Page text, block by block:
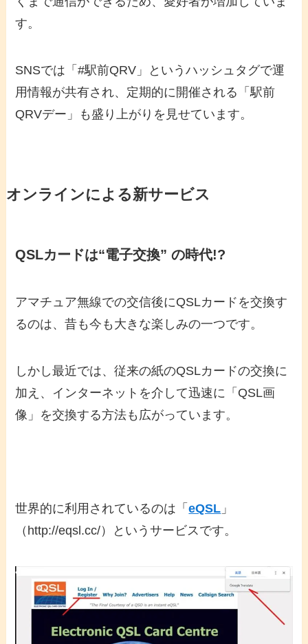
す。
SNSでは「#駅前QRV」というハッシュタグで運
用情報が共有され、定期的に開催される「駅前
QRVデー」も盛り上がりを見せています。
オンラインによる新サービス
QSLカードは“電子交換” の時代!?
アマチュア無線での交信後にQSLカードを交換す
るのは、昔も今も大きな楽しみの一つです。
しかし最近では、従来の紙のQSLカードの交換に
加え、インターネットを介して迅速に「QSL画
像」を交換する方法も広がっています。
世界的に利用されているのは「eQSL 」
（http://eqsl.cc/）というサービスです。